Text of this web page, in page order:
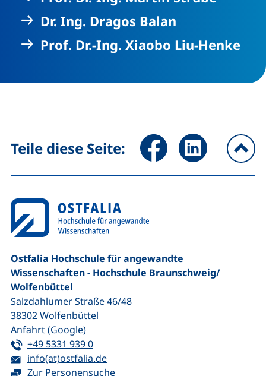
Dr. Ing. Dragos Balan
Prof. Dr.-Ing. Xiaobo Liu-Henke
Teile diese Seite: Seite über Facebook teilen
Seite über
Ostfalia Hochschule für angewandte
Wissenschaften - Hochschule Braunschweig/​
Wolfenbüttel
Salzdahlumer Straße 46/48
38302Wolfenbüttel
Anfahrt (Google)(externer Link, öffnet neues Fenster)
Tel:
+49 5331 939 0(startet einen Telefonanruf, wenn Ihr
E-Mail:
info(at)ostfalia.de(öffnet Ihr E-Mail-Programm)
Zur Personensuche